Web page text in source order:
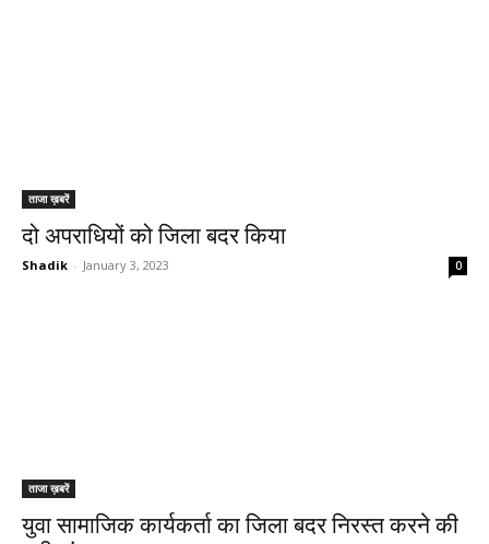
ताजा ख़बरें
दो अपराधियों को जिला बदर किया
Shadik - January 3, 2023 0
ताजा ख़बरें
युवा सामाजिक कार्यकर्ता का जिला बदर निरस्त करने की